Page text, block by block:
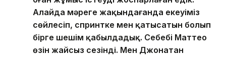
Алайда мәреге жақындағанда екеуіміз
сөйлесіп, спринтке мен қатысатын болып
бірге шешім қабылдадық. Себебі Маттео
өзін жайсыз сезінді. Мен Джонатан